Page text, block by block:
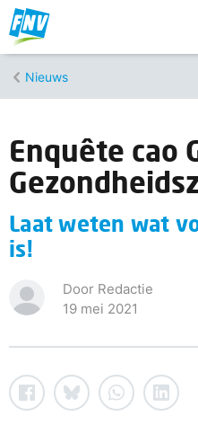
Nieuws
Enquête cao
Laat weten wat
is!
Door Redactie
19 mei 2021